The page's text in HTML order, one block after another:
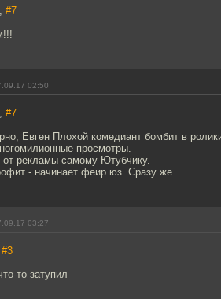
#7
02:50
#7
Евген Плохой комедиант бомбит в
просмотры.
рекламы самому Ютубчику.
- начинает феир юз. Сразу же.
03:27
#3
то затупил